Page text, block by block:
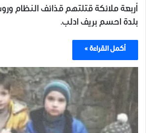
أربعة ملائكة قتلتهم قذائف النظام
بلدة احسم بريف ادلب.
أكمل القراءة »